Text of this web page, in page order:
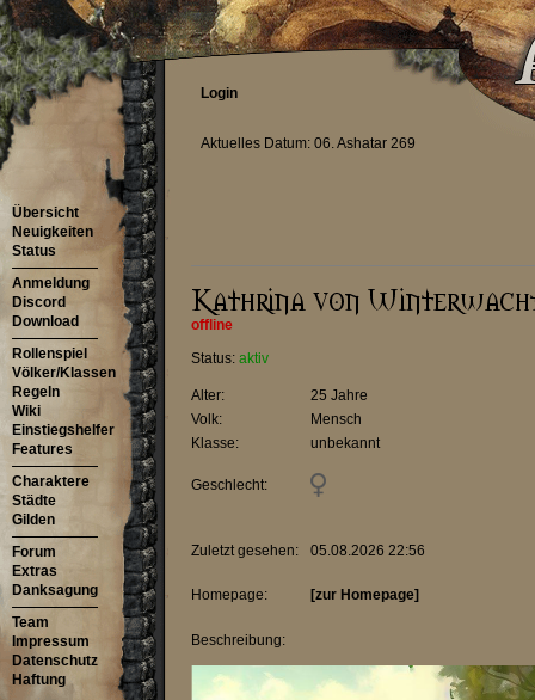
Login
Aktuelles Datum: 06. Ashatar 269
Übersicht
Neuigkeiten
Status
Anmeldung
Discord
Download
Rollenspiel
Völker/Klassen
Regeln
Wiki
Einstiegshelfer
Features
Charaktere
Städte
Gilden
Forum
Extras
Danksagung
Team
Impressum
Datenschutz
Haftung
offline
Status: aktiv
Alter:
25 Jahre
Volk:
Mensch
Klasse:
unbekannt
Geschlecht:
Zuletzt gesehen: 05.08.2026 22:56
Homepage: [zur Homepage]
Beschreibung: